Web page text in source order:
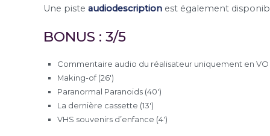
Une piste audiodescription est également
BONUS : 3/5
Commentaire audio du réalisateur uniquement en VO
Making-of (26′)
Paranormal Paranoids (40′)
La dernière cassette (13′)
VHS souvenirs d’enfance (4′)